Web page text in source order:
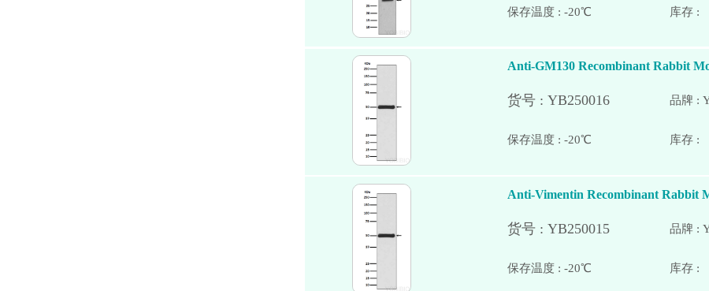
保存温度 : -20℃
Anti-GM130 Recombinant Rabbit
品牌 :
保存温度 : -20℃
Anti-Vimentin Recombinant Rabbit
品牌 :
保存温度 : -20℃